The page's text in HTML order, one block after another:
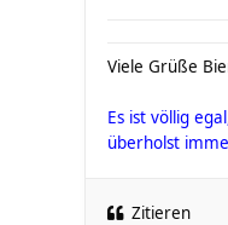
Viele Grüße
Es ist völlig
überholst
Zitieren